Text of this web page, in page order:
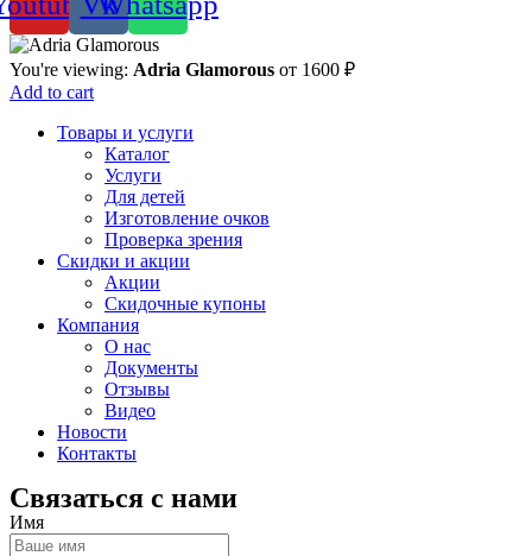
You're viewing: Adria Glamorous от 1600 ₽
Add to cart
Товары и услуги
Каталог
Услуги
Для детей
Изготовление очков
Проверка зрения
Скидки и акции
Акции
Скидочные купоны
Компания
О нас
Документы
Отзывы
Видео
Новости
Контакты
Связаться с нами
Имя